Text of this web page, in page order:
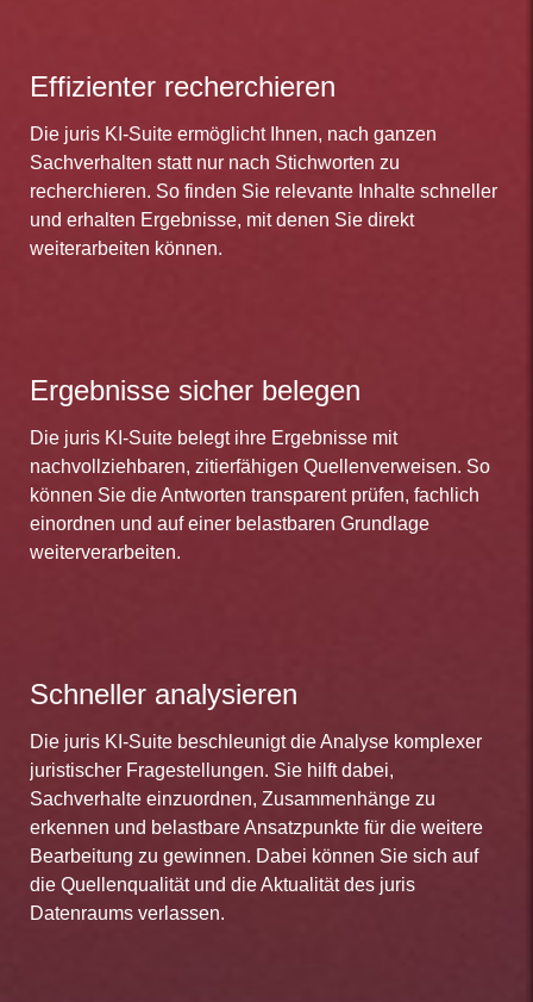
Effizienter recherchieren
Die juris KI-Suite ermöglicht Ihnen, nach ganzen
Sachverhalten statt nur nach Stichworten zu
recherchieren. So finden Sie relevante Inhalte schneller
und erhalten Ergebnisse, mit denen Sie direkt
weiterarbeiten können.
Ergebnisse sicher belegen
Die juris KI-Suite belegt ihre Ergebnisse mit
nachvollziehbaren, zitierfähigen Quellenverweisen. So
können Sie die Antworten transparent prüfen, fachlich
einordnen und auf einer belastbaren Grundlage
weiterverarbeiten.
Schneller analysieren
Die juris KI-Suite beschleunigt die Analyse komplexer
juristischer Fragestellungen. Sie hilft dabei,
Sachverhalte einzuordnen, Zusammenhänge zu
erkennen und belastbare Ansatzpunkte für die weitere
Bearbeitung zu gewinnen. Dabei können Sie sich auf
die Quellenqualität und die Aktualität des juris
Datenraums verlassen.